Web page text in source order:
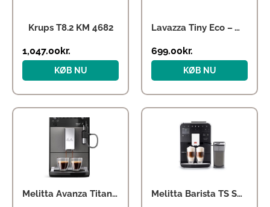
Krups T8.2 KM 4682
1,047.00kr.
KØB NU
Lavazza Tiny Eco – White
699.00kr.
KØB NU
Melitta Avanza Titanium Melitta Barista TS Smart – Black
oprindelige
6,990.00kr..
aktuelle
pris
er:
4,699.00kr..